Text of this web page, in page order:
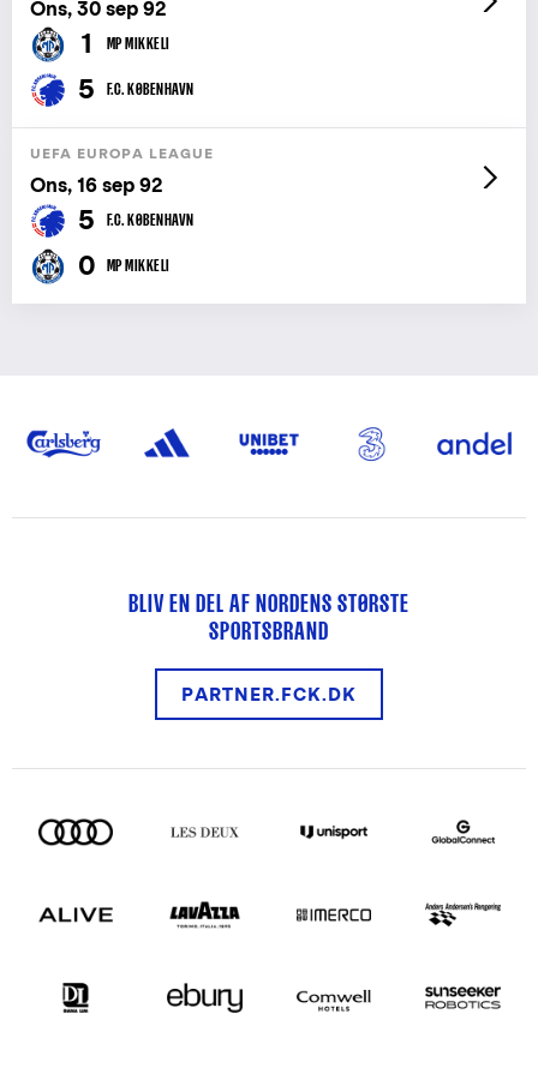
Ons, 30 sep 92
1 MP MIKKELI
5 F.C. KØBENHAVN
UEFA EUROPA LEAGUE
Ons, 16 sep 92
5 F.C. KØBENHAVN
0 MP MIKKELI
BLIV EN DEL AF NORDENS STØRSTE
SPORTSBRAND
PARTNER.FCK.DK